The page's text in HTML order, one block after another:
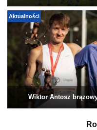
Aktualności
Wiktor Antosz